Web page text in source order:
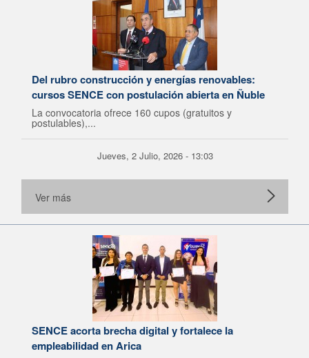
Del rubro construcción y energías renovables:
cursos SENCE con postulación abierta en Ñuble
La convocatoria ofrece 160 cupos (gratuitos y
postulables),...
Jueves, 2 Julio, 2026 - 13:03
Ver más
SENCE acorta brecha digital y fortalece la
empleabilidad en Arica